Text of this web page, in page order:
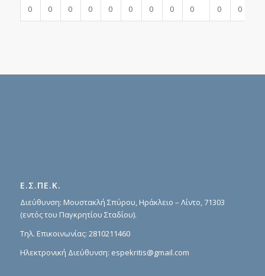
0 0 0 0 0 0 0 0 0 0 0
Ε.Σ.ΠΕ.Κ.
Διεύθυνση: Μουστακλή Σπύρου, Ηράκλειο – Λίντο, 71303
(εντός του Παγκρητίου Σταδίου).
Τηλ. Επικοινωνίας: 2810211460
Ηλεκτρονική Διεύθυνση: espekritis@gmail.com